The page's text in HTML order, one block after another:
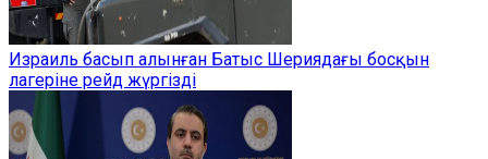
Израиль басып алынған Батыс Шериядағы босқын
лагеріне рейд жүргізді